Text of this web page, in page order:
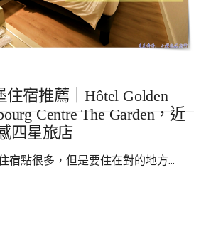
住宿推薦｜Hôtel Golden
Centre The Garden，近
四星旅店
宿點很多，但是要住在對的地方...